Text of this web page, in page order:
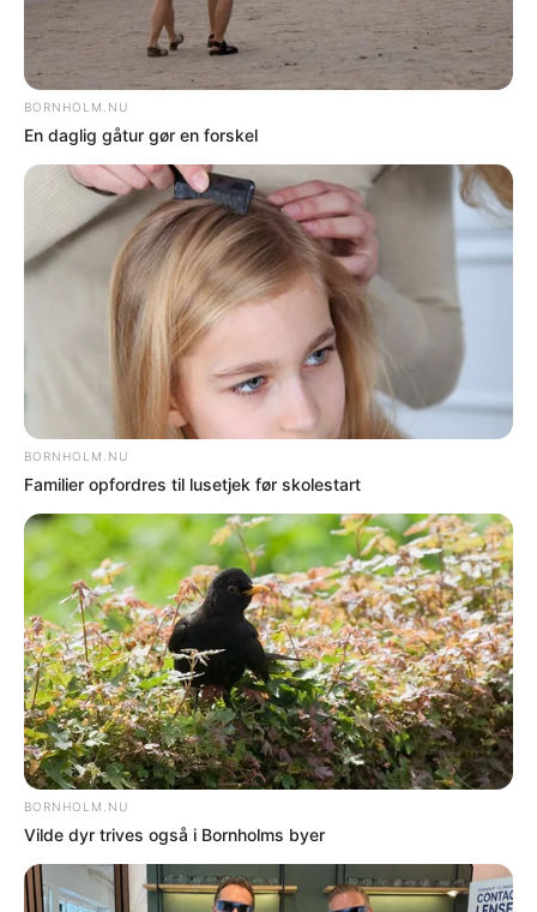
UGENS MEST LÆSTE
Dødsfald
Tre fløjet til Rigshospitalet efter trafikuheld ved
Egeby
DØDSFALD
Dødsfald
DØDSFALD
Dødsfald
NYHEDER
Cyklist alvorligt kvæstet i ulykke med lastbil i
Hasle
Flere nyheder